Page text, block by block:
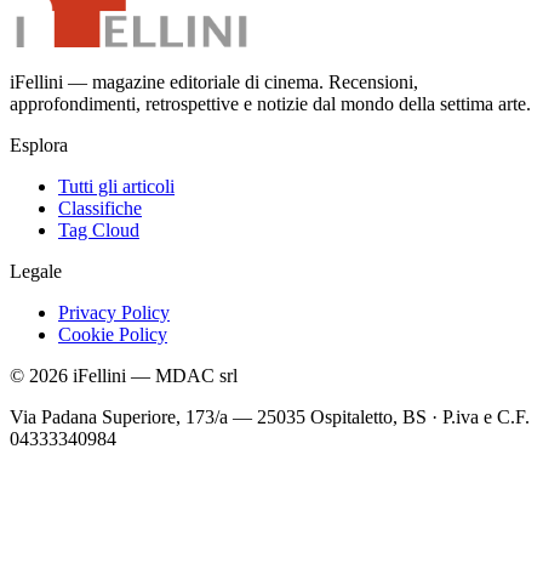
iFellini — magazine editoriale di cinema. Recensioni,
approfondimenti, retrospettive e notizie dal mondo della settima arte.
Esplora
Tutti gli articoli
Classifiche
Tag Cloud
Legale
Privacy Policy
Cookie Policy
© 2026 iFellini — MDAC srl
Via Padana Superiore, 173/a — 25035 Ospitaletto, BS · P.iva e C.F.
04333340984